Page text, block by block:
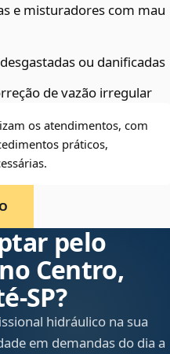
e misturadores com mau
ou danificadas
de vazão irregular
os atendimentos, com
práticos,
pelo
Centro,
hidráulico na sua
em demandas do dia a